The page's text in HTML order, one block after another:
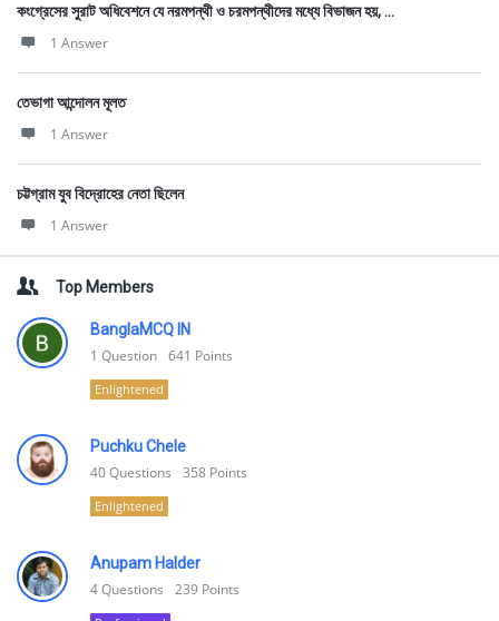
কংগ্রেসের সুরাট অধিবেশনে যে নরমপন্থী ও চরমপন্থীদের মধ্যে বিভাজন হয়, ...
1 Answer
তেভাগা আন্দোলন মূলত
1 Answer
চট্টগ্রাম যুব বিদ্রোহের নেতা ছিলেন
1 Answer
Top Members
BanglaMCQ IN
1 Question 641 Points
Enlightened
Puchku Chele
40Questions 358 Points
Enlightened
Anupam Halder
4Questions 239 Points